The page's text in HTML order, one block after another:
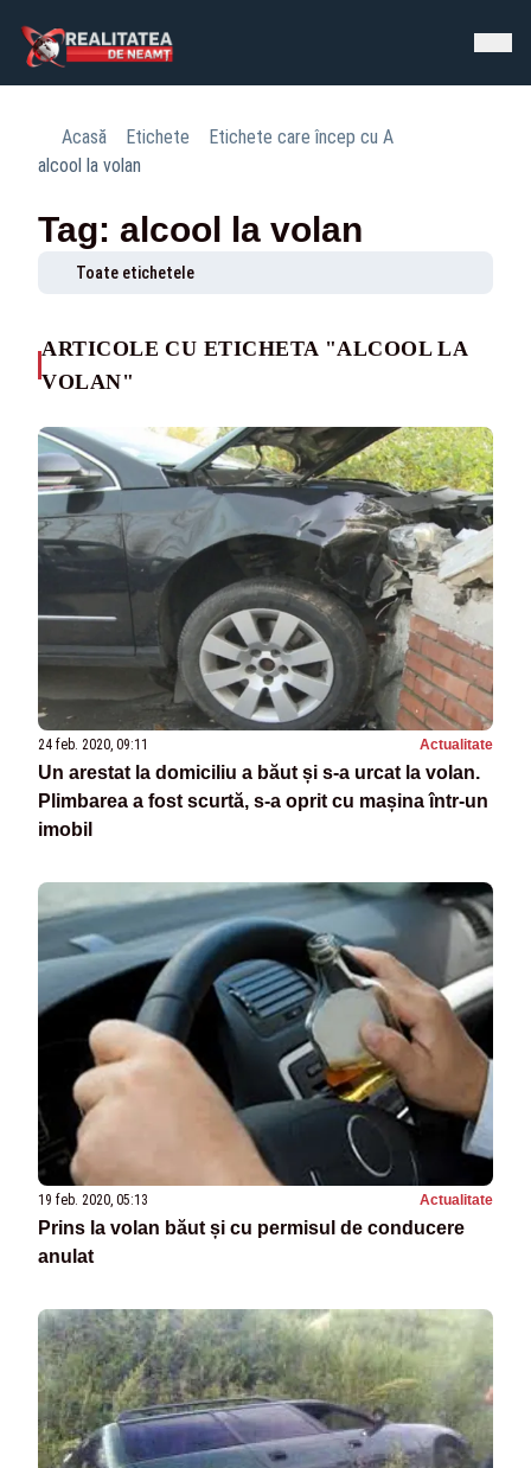
Acasă Etichete
Etichete care încep cu A
alcool la volan
Tag: alcool la volan
Toate etichetele
ARTICOLE CU ETICHETA "ALCOOL LA
VOLAN"
24 feb. 2020, 09:11 Actualitate
Un arestat la domiciliu a băut și s-a urcat la volan.
Plimbarea a fost scurtă, s-a oprit cu mașina într-un
imobil
19 feb. 2020, 05:13 Actualitate
Prins la volan băut și cu permisul de conducere
anulat